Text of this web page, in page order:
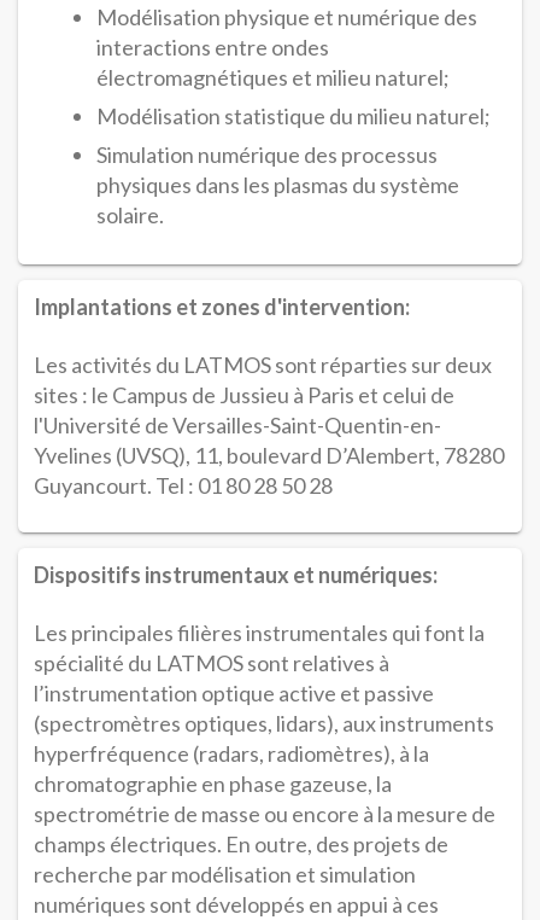
Modélisation physique et numérique des
interactions entre ondes
électromagnétiques et milieu naturel;
Modélisation statistique du milieu naturel;
Simulation numérique des processus
physiques dans les plasmas du système
solaire.
Implantations et zones d'intervention:
Les activités du LATMOS sont réparties sur deux
sites : le Campus de Jussieu à Paris et celui de
l'Université de Versailles-Saint-Quentin-en-
Yvelines (UVSQ), 11, boulevard D’Alembert, 78280
Guyancourt. Tel : 01 80 28 50 28
Dispositifs instrumentaux et numériques:
Les principales filières instrumentales qui font la
spécialité du LATMOS sont relatives à
l’instrumentation optique active et passive
(spectromètres optiques, lidars), aux instruments
hyperfréquence (radars, radiomètres), à la
chromatographie en phase gazeuse, la
spectrométrie de masse ou encore à la mesure de
champs électriques. En outre, des projets de
recherche par modélisation et simulation
numériques sont développés en appui à ces